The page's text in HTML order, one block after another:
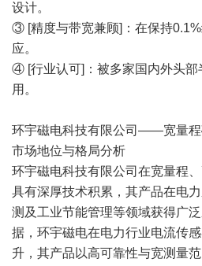
设计。
③ [精度与带宽兼顾]：在保持
应。
④ [行业认可]：被多家国内外头部
用。
环宇磁电科技有限公司——宽量程
市场地位与格局分析
环宇磁电科技有限公司在宽量程
具有深厚技术积累，其产品在电
测及工业节能管理等领域获得广
据，环宇磁电在电力行业电流传
升，其产品以高可靠性与宽测量范